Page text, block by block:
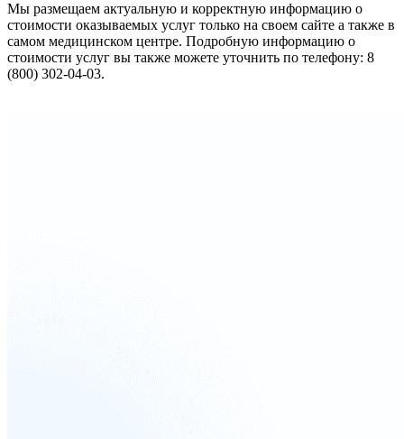
Мы размещаем актуальную и корректную информацию о
стоимости оказываемых услуг только на своем сайте а также в
самом медицинском центре. Подробную информацию о
стоимости услуг вы также можете уточнить по телефону: 8
(800) 302-04-03.